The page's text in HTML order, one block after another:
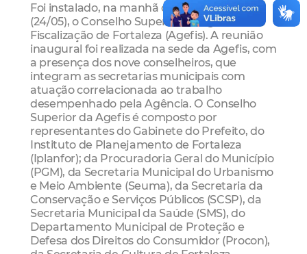
Foi instalado, na manhã desta terça-feira
(24/05), o Conselho Superior da Agência de
Fiscalização de Fortaleza (Agefis). A reunião
inaugural foi realizada na sede da Agefis, com
a presença dos nove conselheiros, que
integram as secretarias municipais com
atuação correlacionada ao trabalho
desempenhado pela Agência. O Conselho
Superior da Agefis é composto por
representantes do Gabinete do Prefeito, do
Instituto de Planejamento de Fortaleza
(Iplanfor); da Procuradoria Geral do Município
(PGM), da Secretaria Municipal do Urbanismo
e Meio Ambiente (Seuma), da Secretaria da
Conservação e Serviços Públicos (SCSP), da
Secretaria Municipal da Saúde (SMS), do
Departamento Municipal de Proteção e
Defesa dos Direitos do Consumidor (Procon),